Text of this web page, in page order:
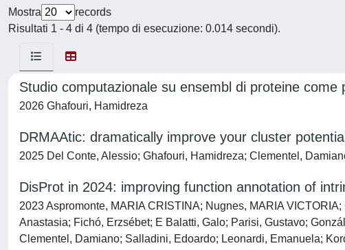
Mostra
records
Risultati 1 - 4 di 4 (tempo di esecuzione: 0.014 secondi).
Studio computazionale su ensembl di proteine come
2026 Ghafouri, Hamidreza
DRMAAtic: dramatically improve your cluster potential
2025 Del Conte, Alessio; Ghafouri, Hamidreza; Clementel,
DisProt in 2024: improving function annotation of
2023 Aspromonte, MARIA CRISTINA; Nugnes, MARIA
Anastasia; Fichó, Erzsébet; E Balatti, Galo; Parisi, Gustavo;
Clementel, Damiano; Salladini, Edoardo; Leonardi, Emanuela;